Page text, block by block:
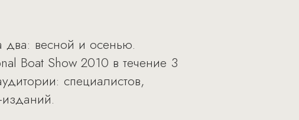
два: весной и осенью.
Boat Show 2010 в течение 3
специалистов,